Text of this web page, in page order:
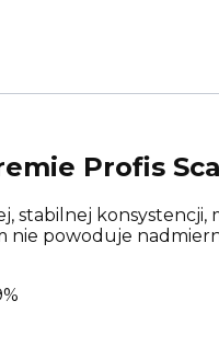
Profis
konsystencji,
nie powoduje